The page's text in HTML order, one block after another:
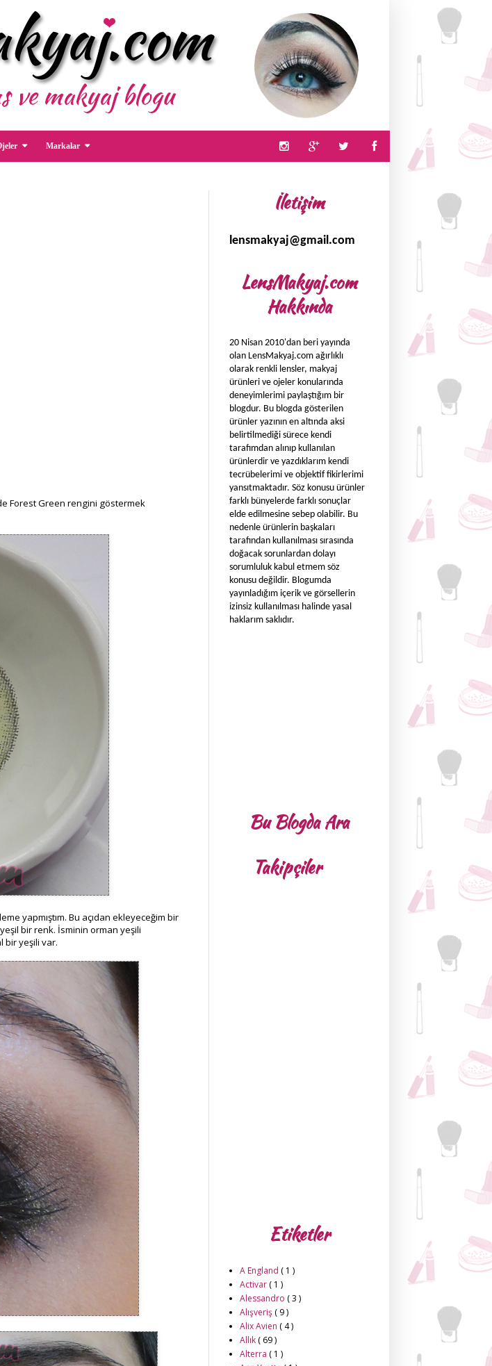
Markalar
Forest Green rengini göstermek
yapmıştım. Bu açıdan ekleyeceğim bir
bir renk. İsminin orman yeşili
bir yeşili var.
İletişim
lensmakyaj@gmail.com
LensMakyaj.com
Hakkında
20 Nisan 2010'dan beri yayında
olan LensMakyaj.com ağırlıklı
olarak renkli lensler, makyaj
ürünleri ve ojeler konularında
deneyimlerimi paylaştığım bir
blogdur. Bu blogda gösterilen
ürünler yazının en altında aksi
belirtilmediği sürece kendi
tarafımdan alınıp kullanılan
ürünlerdir ve yazdıklarım kendi
tecrübelerimi ve objektif fikirlerimi
yansıtmaktadır. Söz konusu ürünler
farklı bünyelerde farklı sonuçlar
elde edilmesine sebep olabilir. Bu
nedenle ürünlerin başkaları
tarafından kullanılması sırasında
doğacak sorunlardan dolayı
sorumluluk kabul etmem söz
konusu değildir. Blogumda
yayınladığım içerik ve görsellerin
izinsiz kullanılması halinde yasal
haklarım saklıdır.
Bu Blogda Ara
Takipçiler
Etiketler
A England ( 1 )
Activar ( 1 )
Alessandro ( 3 )
Alışveriş ( 9 )
Alix Avien ( 4 )
Allık ( 69 )
Alterra ( 1 )